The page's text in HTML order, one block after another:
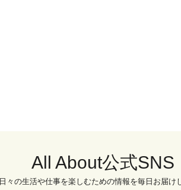
All About公式SNS
日々の生活や仕事を楽しむための情報を毎日お届け